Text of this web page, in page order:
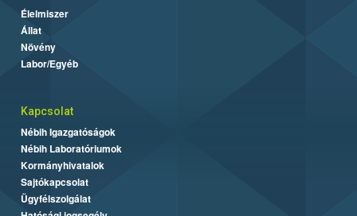
Élelmiszer
Állat
Növény
Labor/Egyéb
Kapcsolat
Nébih Igazgatóságok
Nébih Laboratóriumok
Kormányhivatalok
Sajtókapcsolat
Ügyfélszolgálat